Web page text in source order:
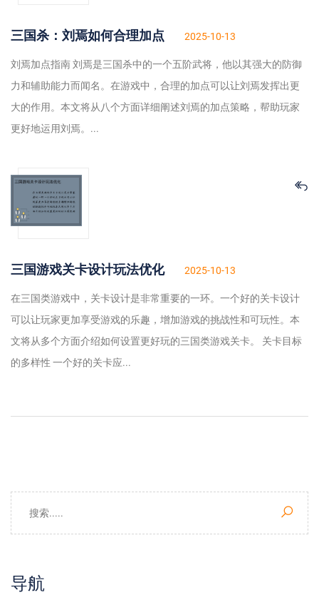
三国杀：刘焉如何合理加点 2025-10-13
刘焉加点指南 刘焉是三国杀中的一个五阶武将，他以其强大的防御
力和辅助能力而闻名。在游戏中，合理的加点可以让刘焉发挥出更
大的作用。本文将从八个方面详细阐述刘焉的加点策略，帮助玩家
更好地运用刘焉。...
三国游戏关卡设计玩法优化 2025-10-13
在三国类游戏中，关卡设计是非常重要的一环。一个好的关卡设计
可以让玩家更加享受游戏的乐趣，增加游戏的挑战性和可玩性。本
文将从多个方面介绍如何设置更好玩的三国类游戏关卡。 关卡目标
的多样性 一个好的关卡应...
导航